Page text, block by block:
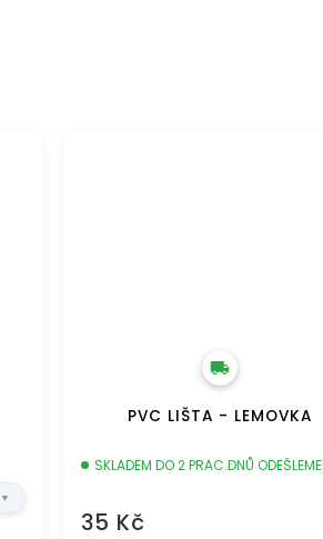
PVC LIŠTA - LEMOVKA
SKLADEM DO 2 PRAC.DNŮ ODEŠLEME
35 Kč